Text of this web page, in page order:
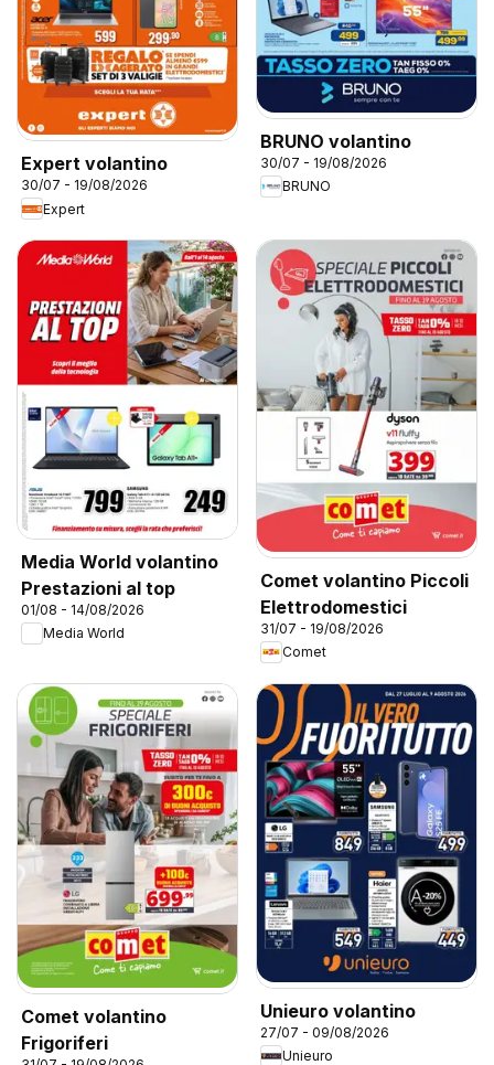
Expert volantino
30/07 - 19/08/2026
Expert
BRUNO volantino
30/07 - 19/08/2026
BRUNO
Media World volantino
Prestazioni al top
01/08 - 14/08/2026
Media World
Comet volantino Piccoli
Elettrodomestici
31/07 - 19/08/2026
Comet
Comet volantino
Frigoriferi
Unieuro volantino
27/07 - 09/08/2026
Unieuro